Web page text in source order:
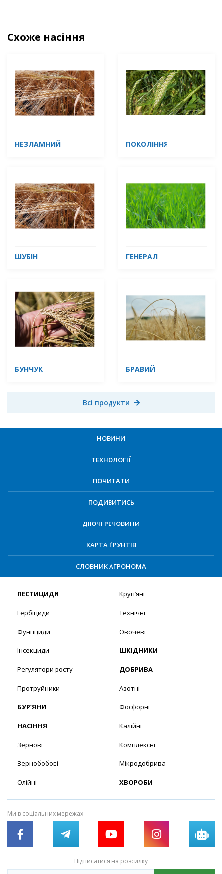
Схоже насіння
НЕЗЛАМНИЙ ПОКОЛІННЯ
ШУБІН ГЕНЕРАЛ
БУНЧУК БРАВИЙ
Всі продукти
НОВИНИ
ТЕХНОЛОГІЇ
ПОЧИТАТИ
ПОДИВИТИСЬ
ДІЮЧІ РЕЧОВИНИ
КАРТА ҐРУНТІВ
СЛОВНИК АГРОНОМА
ПЕСТИЦИДИ
Гербіциди
Фунгіциди
Інсекциди
Регулятори росту
Протруйники
БУР’ЯНИ
НАСІННЯ
Зернові
Зернобобові
Олійні
Круп’яні
Технічні
Овочеві
ШКІДНИКИ
ДОБРИВА
Азотні
Фосфорні
Калійні
Комплексні
Мікродобрива
ХВОРОБИ
Ми в соціальних мережах
Підписатися на розсилку